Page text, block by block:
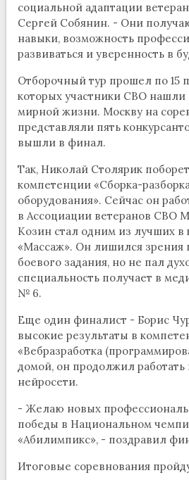
социальной адаптации
Сергей Собянин. - Они
навыки, возможность
развиваться и уверенность в
Отборочный тур прошел по 15
которых участники СВО нашли
мирной жизни. Москву на
представляли пять
вышли в финал.
Так, Николай Столярик
компетенции «Сборка-
оборудования». Сейчас он
в Ассоциации ветеранов СВО
Козин стал одним из лучших в
«Массаж». Он лишился
боевого задания, но не пал
специальность получает в
№ 6.
Еще один финалист - Борис
высокие результаты в
«Вебразработка
домой, он продолжил
нейросети.
- Желаю новых
победы в Национальном
«Абилимпикс», - поздравил
Итоговые соревнования